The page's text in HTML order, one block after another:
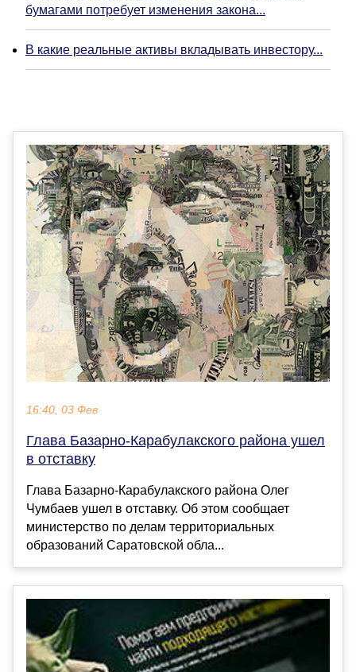
бумагами потребует изменения закона...
В какие реальные активы вкладывать инвестору...
16:40, 03 Фев
Глава Базарно-Карабулакского района ушел
в отставку
Глава Базарно-Карабулакского района Олег
Чумбаев ушел в отставку. Об этом сообщает
министерство по делам территориальных
образований Саратовской обла...